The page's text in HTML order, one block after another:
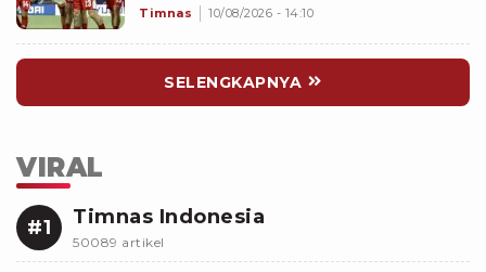
Cup, Siapa?
Timnas 10/08/2026 - 14:10
SELENGKAPNYA
VIRAL
#1 Timnas Indonesia
50089 artikel